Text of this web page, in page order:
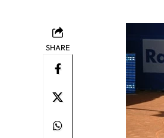
SHARE